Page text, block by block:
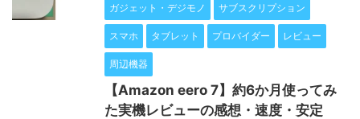
ガジェット・デジモノ サブスクリプション
スマホ タブレット プロバイダー レビュー
周辺機器
【Amazon eero 7】約6か月使ってみ
た実機レビューの感想・速度・安定